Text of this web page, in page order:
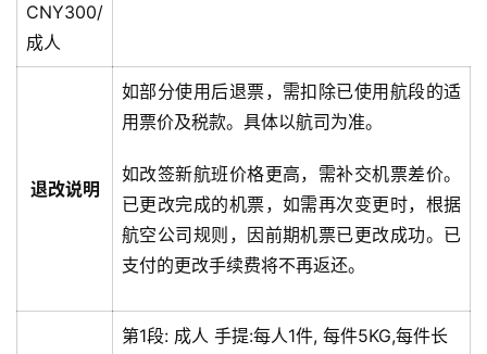
CNY300/
成人
退改说明
如部分使用后退票，需扣除已使用航段的适
用票价及税款。具体以航司为准。
如改签新航班价格更高，需补交机票差价。
已更改完成的机票，如需再次变更时，根据
航空公司规则，因前期机票已更改成功。已
支付的更改手续费将不再返还。
第1段: 成人 手提:每人1件, 每件5KG,每件长